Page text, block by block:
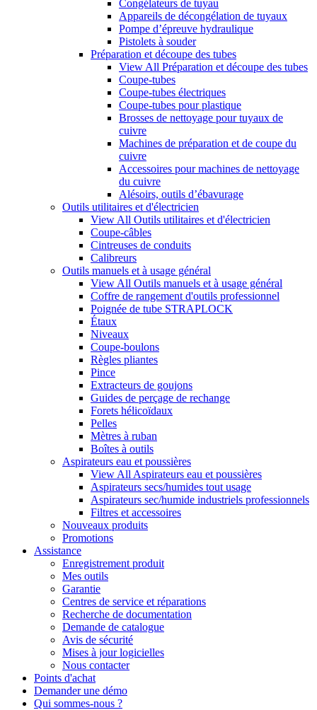
Congélateurs de tuyau
Appareils de décongélation de tuyaux
Pompe d’épreuve hydraulique
Pistolets à souder
Préparation et découpe des tubes
View All Préparation et découpe des tubes
Coupe-tubes
Coupe-tubes électriques
Coupe-tubes pour plastique
Brosses de nettoyage pour tuyaux de
cuivre
Machines de préparation et de coupe du
cuivre
Accessoires pour machines de nettoyage
du cuivre
Alésoirs, outils d’ébavurage
Outils utilitaires et d'électricien
View All Outils utilitaires et d'électricien
Coupe-câbles
Cintreuses de conduits
Calibreurs
Outils manuels et à usage général
View All Outils manuels et à usage général
Coffre de rangement d'outils professionnel
Poignée de tube STRAPLOCK
Étaux
Niveaux
Coupe-boulons
Règles pliantes
Pince
Extracteurs de goujons
Guides de perçage de rechange
Forets hélicoïdaux
Pelles
Mètres à ruban
Boîtes à outils
Aspirateurs eau et poussières
View All Aspirateurs eau et poussières
Aspirateurs secs/humides tout usage
Aspirateurs sec/humide industriels professionnels
Filtres et accessoires
Nouveaux produits
Promotions
Assistance
Enregistrement produit
Mes outils
Garantie
Centres de service et réparations
Recherche de documentation
Demande de catalogue
Avis de sécurité
Mises à jour logicielles
Nous contacter
Points d'achat
Demander une démo
Qui sommes-nous ?